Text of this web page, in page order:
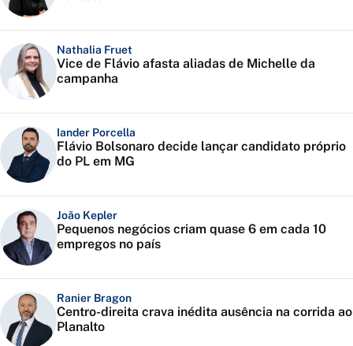
Nathalia Fruet
Vice de Flávio afasta aliadas de Michelle da
campanha
Iander Porcella
Flávio Bolsonaro decide lançar candidato próprio
do PL em MG
João Kepler
Pequenos negócios criam quase 6 em cada 10
empregos no país
Ranier Bragon
Centro-direita crava inédita ausência na corrida ao
Planalto